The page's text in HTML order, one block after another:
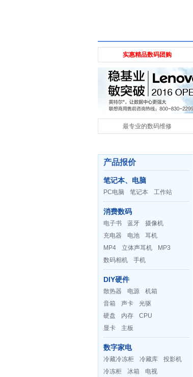
实惠精品数码团购
最专业的数码维修
产品报价
笔记本、电脑
PC电脑 笔记本 工作站
消费数码
电子书 蓝牙
摄像机
充电器
电池
耳机
MP4
立体声耳机
MP3
数码相机
手机
DIY硬件
散热器 电源
机箱
音箱
声卡
光驱
硬盘
内存
CPU
显卡
主板
数字家电
冷藏冷冻柜 冷藏库
投影机
冷冻柜
冰箱
电视